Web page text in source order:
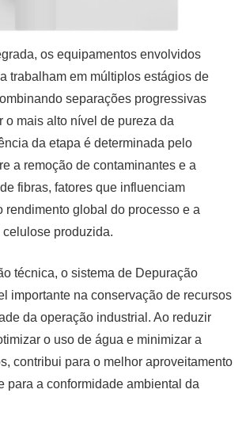
os equipamentos envolvidos
trabalham em múltiplos estágios de
separações progressivas
o mais alto nível de pureza da
da etapa é determinada pelo
a remoção de contaminantes e a
fibras, fatores que influenciam
rendimento global do processo e a
produzida.
técnica, o sistema de Depuração
importante na conservação de recursos
da operação industrial. Ao reduzir
o uso de água e minimizar a
contribui para o melhor aproveitamento
para a conformidade ambiental da